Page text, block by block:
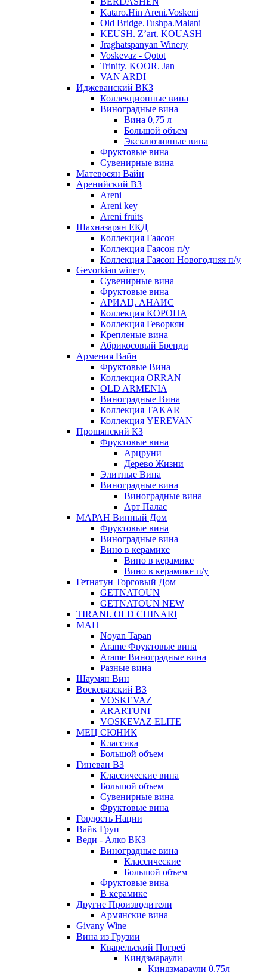
Kataro.Hin Areni.Voskeni
Old Bridge.Tushpa.Malani
KEUSH. Z’art. KOUASH
Jraghatspanyan Winery
Voskevaz - Qotot
Trinity. KOOR. Jan
VAN ARDI
Иджеванский ВКЗ
Коллекционные вина
Виноградные вина
Вина 0,75 л
Большой объем
Эксклюзивные вина
Фруктовые вина
Cувенирные вина
Матевосян Вайн
Аренийский ВЗ
Areni
Areni key
Areni fruits
Шахназарян ЕКД
Коллекция Гаясон
Коллекция Гаясон п/у
Коллекция Гаясон Новогодняя п/у
Gevorkian winery
Сувенирные вина
Фруктовые вина
АРИАЦ. АНАИС
Коллекция КОРОНА
Коллекция Геворкян
Крепленые вина
Абрикосовый Бренди
Армения Вайн
Фруктовые Вина
Коллекция ORRAN
OLD ARMENIA
Виноградные Вина
Коллекция TAKAR
Коллекция YEREVAN
Прошянский КЗ
Фруктовые вина
Арцруни
Дерево Жизни
Элитные Вина
Виноградные вина
Виноградные вина
Арт Палас
МАРАН Винный Дом
Фруктовые вина
Виноградные вина
Вино в керамике
Вино в керамике
Вино в керамике п/у
Гетнатун Торговый Дом
GETNATOUN
GETNATOUN NEW
TIRANI. OLD CHINARI
МАП
Noyan Tapan
Arame Фруктовые вина
Arame Виноградные вина
Разные вина
Шаумян Вин
Воскевазский ВЗ
VOSKEVAZ
ARARTUNI
VOSKEVAZ ELITE
МЕЦ СЮНИК
Классика
Большой объем
Гиневан ВЗ
Классические вина
Большой объем
Сувенирные вина
Фруктовые вина
Гордость Нации
Вайк Груп
Веди - Алко ВКЗ
Виноградные вина
Классические
Большой объем
Фруктовые вина
В керамике
Другие Производители
Армянские вина
Givany Wine
Вина из Грузии
Кварельский Погреб
Киндзмараули
Киндзмараули 0,75л